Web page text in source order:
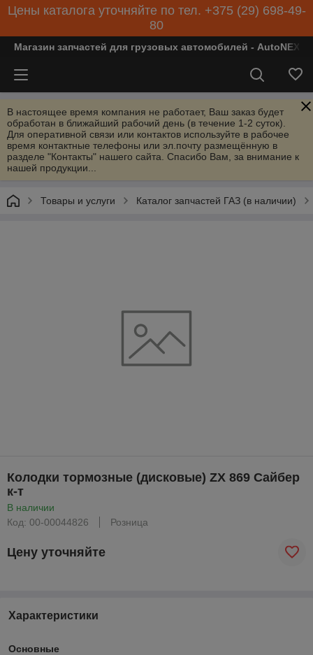
Цены каталога уточняйте по тел. +375 (29) 698-49-
80
Магазин запчастей для грузовых автомобилей - AutoNEXT
В настоящее время компания не работает, Ваш заказ будет
обработан в ближайший рабочий день (в течение 1-2 суток).
Для оперативной связи или контактов используйте в рабочее
время контактные телефоны или эл.почту размещённую в
разделе "Контакты" нашего сайта. Спасибо Вам, за внимание к
нашей продукции...
Товары и услуги Каталог запчастей ГАЗ (в наличии)
Колодки тормозные (дисковые) ZX 869 Сайбер
к-т
В наличии
Код: 00-00044826
Розница
Цену уточняйте
Характеристики
Основные